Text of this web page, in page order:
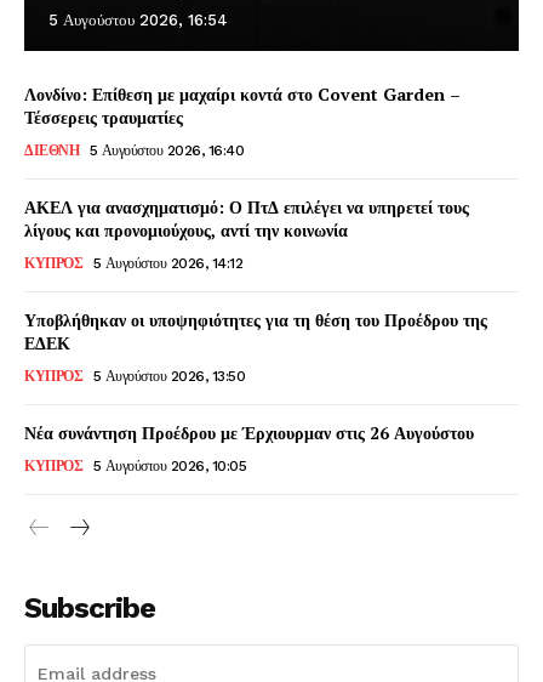
5 Αυγούστου 2026, 16:54
Λονδίνο: Επίθεση με μαχαίρι κοντά στο Covent Garden –
Τέσσερεις τραυματίες
ΔΙΕΘΝΗ 5 Αυγούστου 2026, 16:40
ΑΚΕΛ για ανασχηματισμό: Ο ΠτΔ επιλέγει να υπηρετεί τους
λίγους και προνομιούχους, αντί την κοινωνία
ΚΥΠΡΟΣ 5 Αυγούστου 2026, 14:12
Υποβλήθηκαν οι υποψηφιότητες για τη θέση του Προέδρου της
ΕΔΕΚ
ΚΥΠΡΟΣ 5 Αυγούστου 2026, 13:50
Νέα συνάντηση Προέδρου με Έρχιουρμαν στις 26 Αυγούστου
ΚΥΠΡΟΣ 5 Αυγούστου 2026, 10:05
Subscribe